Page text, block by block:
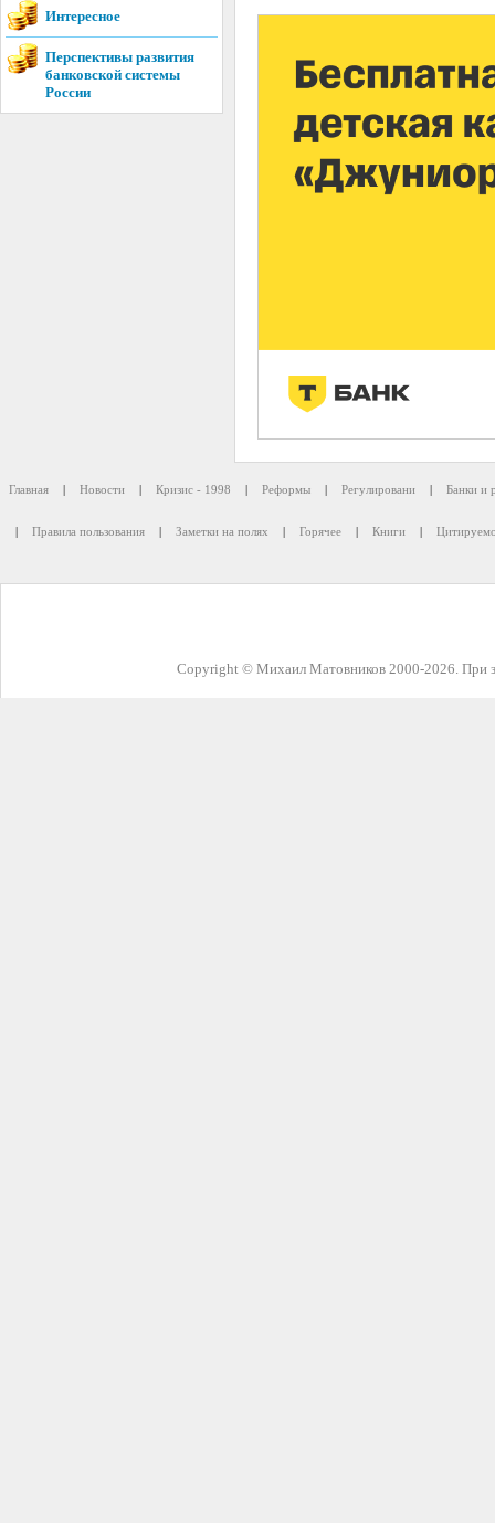
Интересное
Перспективы развития
банковской системы
России
Главная | Новости | Кризис - 1998 | Реформы | Регулировани | Банки и
| Правила пользования | Заметки на полях | Горячее | Книги |
Copyright © Михаил Матовников 2000-2026. При